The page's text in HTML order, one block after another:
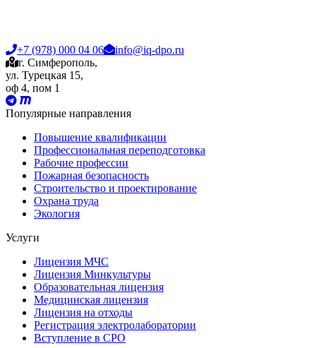
+7 (978) 000 04 06
info@iq-dpo.ru
г. Симферополь,
ул. Турецкая 15,
оф 4, пом 1
Популярные направления
Повышение квалификации
Профессиональная переподготовка
Рабочие профессии
Пожарная безопасность
Строительство и проектирование
Охрана труда
Экология
Услуги
Лицензия МЧС
Лицензия Минкультуры
Образовательная лицензия
Медицинская лицензия
Лицензия на отходы
Регистрация электролаборатории
Вступление в СРО